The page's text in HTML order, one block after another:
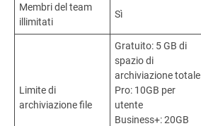
Membri del team
illimitati
Sì
Limite di
archiviazione file
Gratuito: 5 GB di
spazio di
archiviazione totale
Pro: 10GB per
utente
Business+: 20GB